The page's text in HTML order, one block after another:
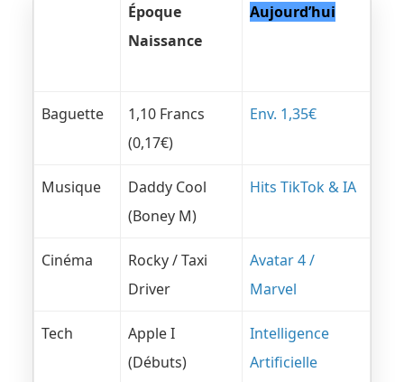
Époque
Naissance
Aujourd’hui
Baguette
1,10 Francs
(0,17€)
Env. 1,35€
Musique
Daddy Cool
(Boney M)
Hits TikTok & IA
Cinéma
Rocky / Taxi
Driver
Avatar 4 /
Marvel
Tech
Apple I
(Débuts)
Intelligence
Artificielle